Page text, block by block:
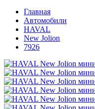
Главная
Автомобили
HAVAL
New Jolion
7926